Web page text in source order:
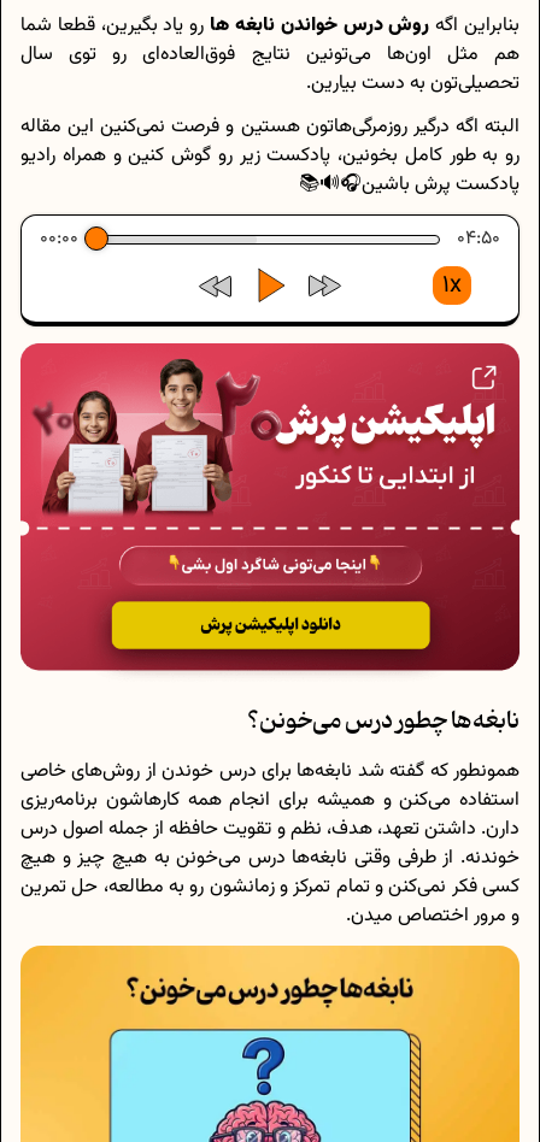
بنابراین اگه روش درس خواندن نابغه ها رو یاد بگیرین، قطعا شما
هم مثل اون‌ها می‌تونین نتایج فوق‌العاده‌ای رو توی سال
تحصیلی‌تون به دست بیارین.
البته اگه درگیر روزمرگی‌هاتون هستین و فرصت نمی‌کنین این مقاله
رو به طور کامل بخونین، پادکست زیر رو گوش کنین و همراه رادیو
پادکست پرش باشین🎧🔊📚
00:00
04:50
1x
نابغه‌ها چطور درس می‌خونن؟
همونطور که گفته شد نابغه‌ها برای درس خوندن از روش‌های خاصی
استفاده می‌کنن و همیشه برای انجام همه کارهاشون برنامه‌ریزی
دارن. داشتن تعهد، هدف، نظم و تقویت حافظه از جمله اصول درس
خوندنه. از طرفی وقتی نابغه‌ها درس می‌خونن به هیچ چیز و هیچ
کسی فکر نمی‌کنن و تمام تمرکز و زمانشون رو به مطالعه، حل تمرین
و مرور اختصاص میدن.